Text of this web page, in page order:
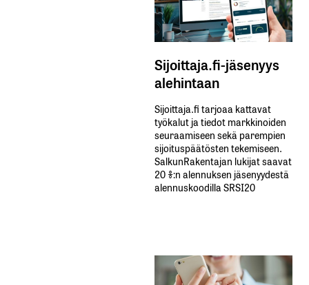
Sijoittaja.fi-jäsenyys
alehintaan
Sijoittaja.fi tarjoaa kattavat
työkalut ja tiedot markkinoiden
seuraamiseen sekä parempien
sijoituspäätösten tekemiseen.
SalkunRakentajan lukijat saavat
20 %:n alennuksen jäsenyydestä
alennuskoodilla SRSI20